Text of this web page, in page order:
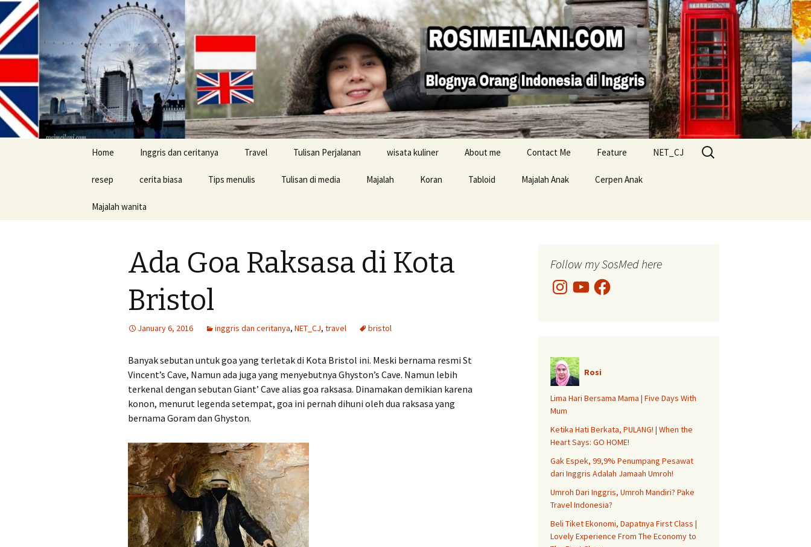
Home Inggris dan ceritanya Travel Tulisan Perjalanan wisata kuliner About me Contact Me Feature NET_CJ
resep cerita biasa Tips menulis
konten Buku Jelajah
Inggris
Tips jalan-jalan di Inggris
lomba
Tulisan di media Majalah Koran Tabloid Majalah Anak Cerpen Anak
Majalah wanita
Search
for:
Ada Goa Raksasa di Kota
Bristol
January 6, 2016 inggris dan ceritanya, NET_CJ, travel bristol
Banyak sebutan untuk goa yang terletak di Kota Bristol ini. Meski bernama resmi St
Vincent’s Cave, Namun ada juga yang menyebutnya Ghyston’s Cave. Namun lebih
terkenal dengan sebutan Giant’ Cave alias goa raksasa. Dinamakan demikian karena
konon, menurut legenda setempat, goa ini pernah dihuni oleh dua raksasa yang
bernama Goram dan Ghyston.
Follow my SosMed here
InstagramYouTubeFacebook
Rosi
Lima Hari Bersama Mama | Five Days With
Mum
Ketika Hati Berkata, PULANG! | When the
Heart Says: GO HOME!
Gak Espek, 99,9% Penumpang Pesawat
dari Inggris Adalah Jamaah Umroh!
Umroh Dari Inggris, Umroh Mandiri? Pake
Travel Indonesia?
Beli Tiket Ekonomi, Dapatnya First Class |
Lovely Experience From The Economy to